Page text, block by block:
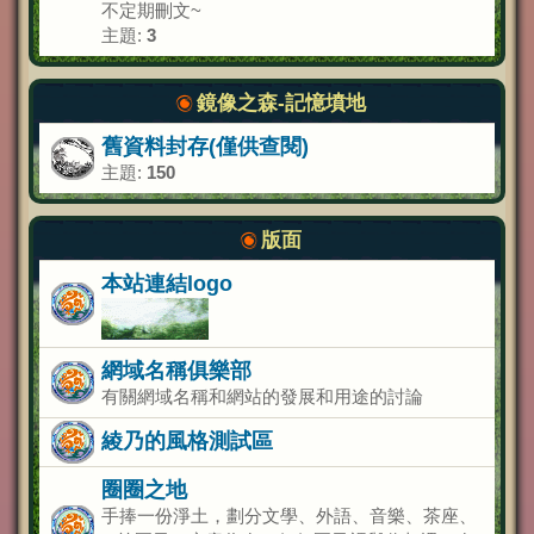
不定期刪文~
主題: 3
鏡像之森-記憶墳地
舊資料封存(僅供查閱)
主題: 150
版面
本站連結logo
網域名稱俱樂部
有關網域名稱和網站的發展和用途的討論
綾乃的風格測試區
圈圈之地
手捧一份淨土，劃分文學、外語、音樂、茶座、